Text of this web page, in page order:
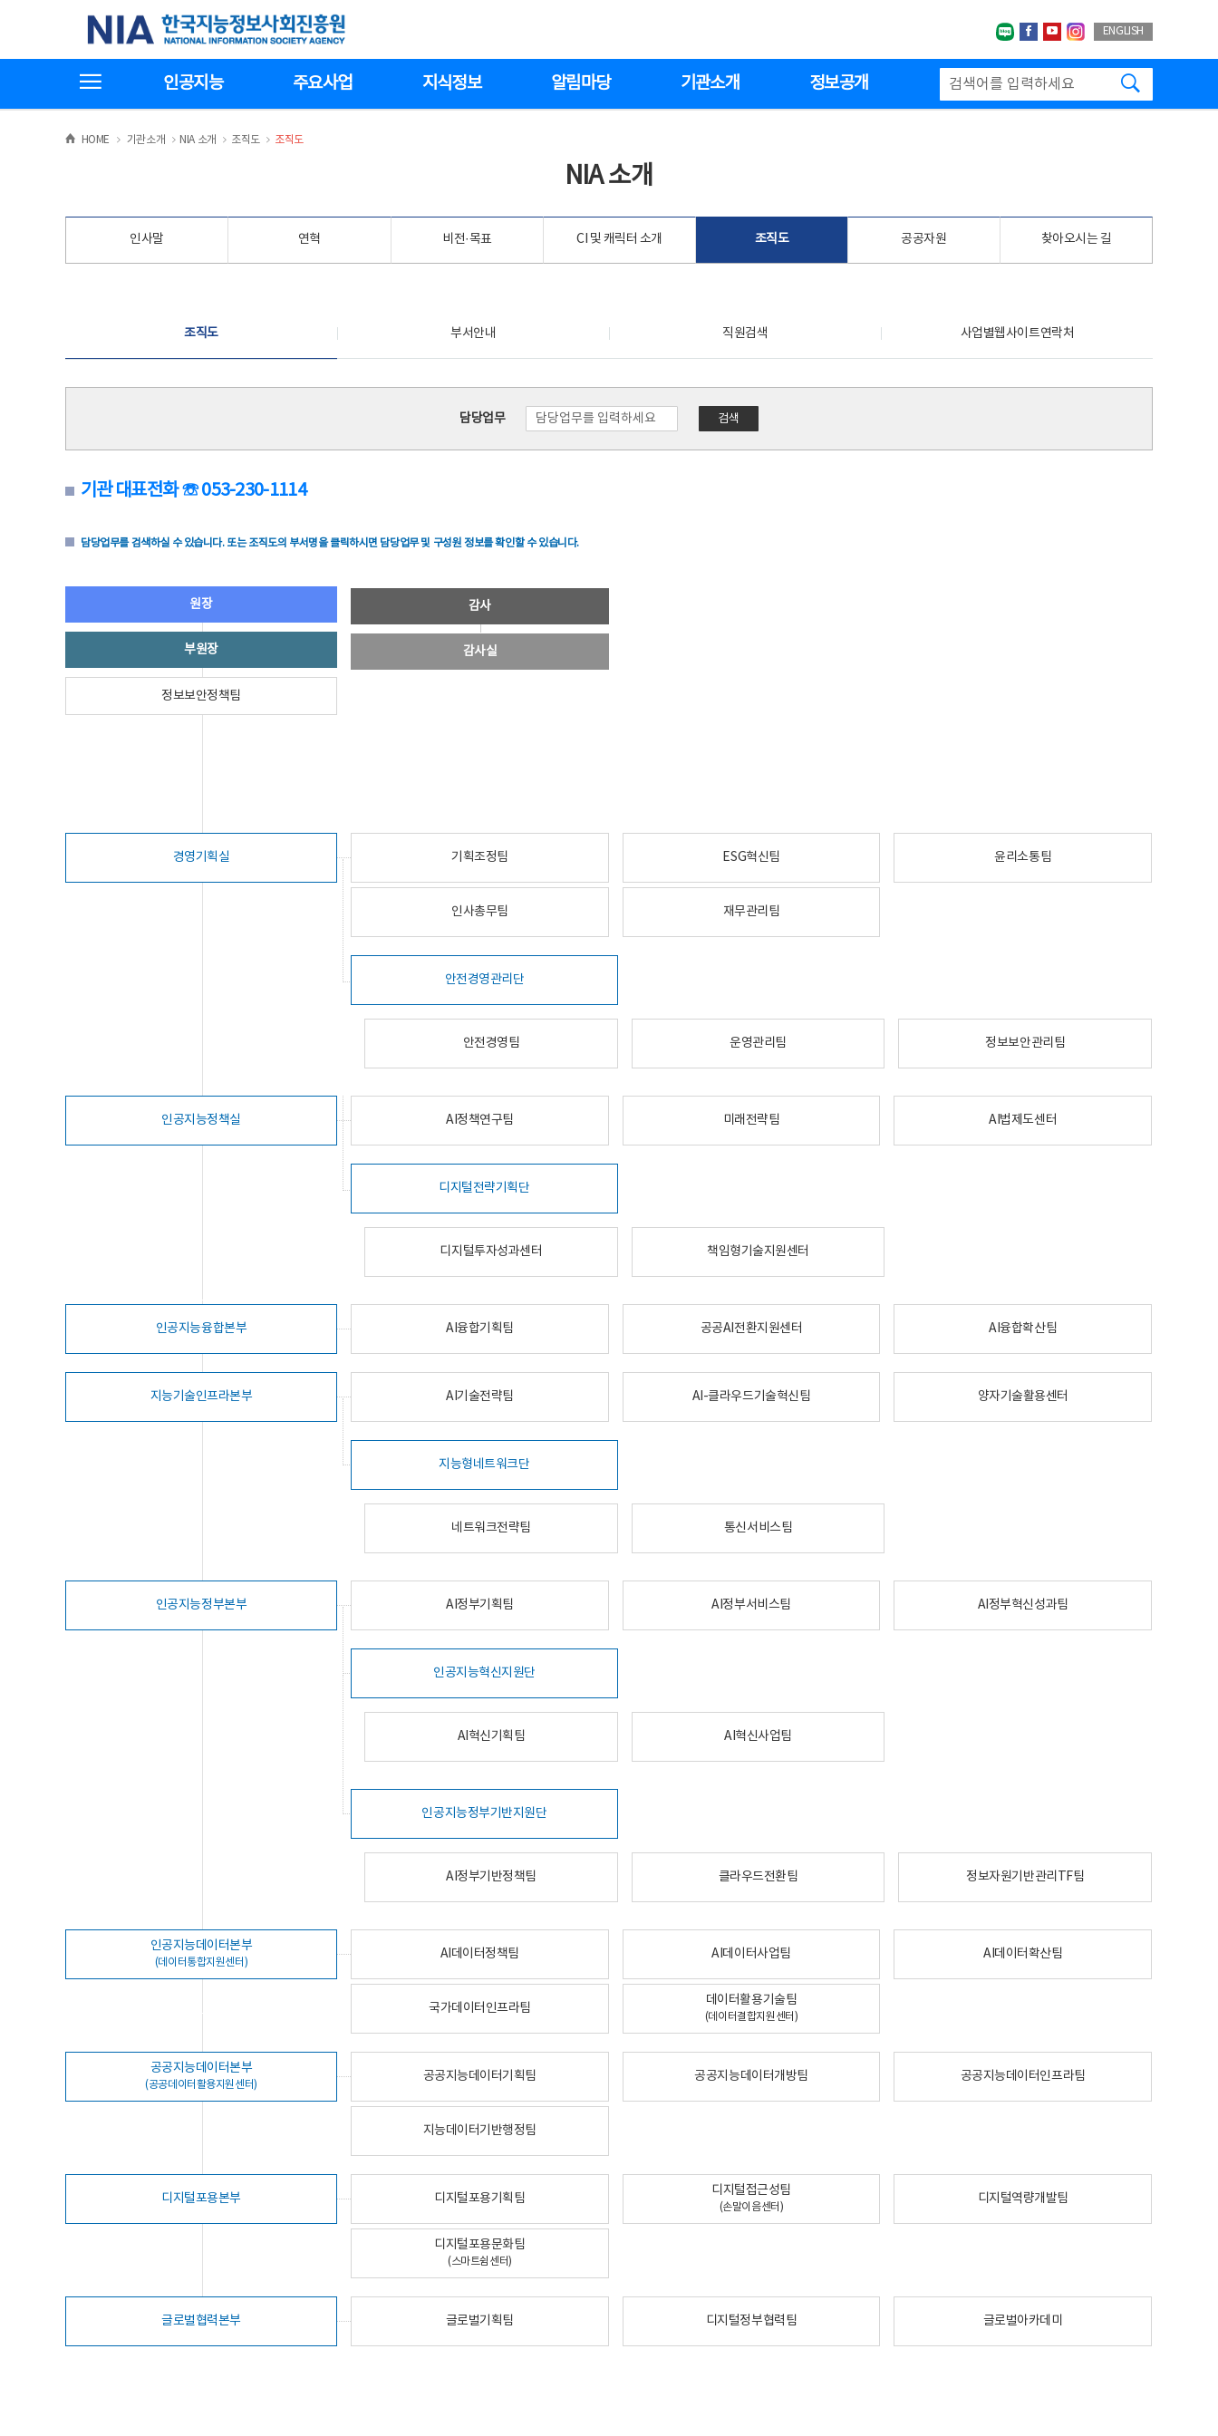
기
한국지능정보사회진흥원
네이버블로그
페이스북
유투브인스타그랩
ENGLISH
인공지능 주요사업 지식정보 알림마당 기관소개 정보공개
HOME >
기관소개 >NIA 소개 >
조직도 >
조직도
NIA 소개
인사말 연혁 비전·목표 CI 및 캐릭터 소개 조직도 공공자원 찾아오시는 길
조직도 부서안내 직원검색 사업별웹사이트연락처
담당업무 검색
기관 대표전화 ☏ 053-230-1114
담당업무를 검색하실 수 있습니다. 또는 조직도의 부서명을 클릭하시면 담당업무 및 구성원 정보를 확인할 수 있습니다.
원장
부원장
정보보안정책팀
감사
감사실
경영기획실 기획조정팀 ESG혁신팀 윤리소통팀
인사총무팀 재무관리팀
안전경영관리단
안전경영팀 운영관리팀 정보보안관리팀
인공지능정책실 AI정책연구팀 미래전략팀 AI법제도센터
디지털전략기획단
디지털투자성과센터 책임형기술지원센터
인공지능융합본부 AI융합기획팀 공공AI전환지원센터 AI융합확산팀
지능기술인프라본부 AI기술전략팀 AI-클라우드기술혁신팀 양자기술활용센터
지능형네트워크단
네트워크전략팀 통신서비스팀
인공지능정부본부 AI정부기획팀 AI정부서비스팀 AI정부혁신성과팀
인공지능혁신지원단
AI혁신기획팀 AI혁신사업팀
인공지능정부기반지원단
AI정부기반정책팀 클라우드전환팀 정보자원기반관리TF팀
인공지능데이터본부
(데이터통합지원센터)
AI데이터정책팀 AI데이터사업팀 AI데이터확산팀
국가데이터인프라팀
데이터활용기술팀
(데이터결합지원센터)
공공지능데이터본부
(공공데이터활용지원센터)
공공지능데이터기획팀 공공지능데이터개방팀 공공지능데이터인프라팀
지능데이터기반행정팀
디지털포용본부 디지털포용기획팀
디지털접근성팀
(손말이음센터)
디지털역량개발팀
디지털포용문화팀
(스마트쉼센터)
글로벌협력본부 글로벌기획팀 디지털정부협력팀 글로벌아카데미